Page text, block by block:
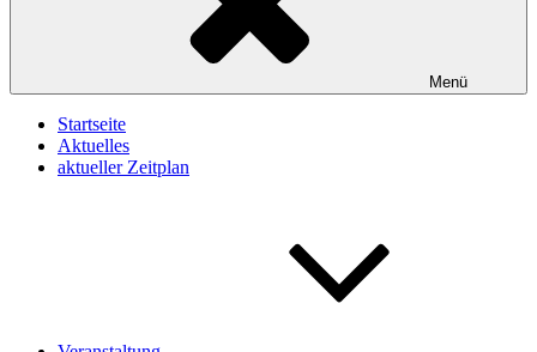
Menü
Startseite
Aktuelles
aktueller Zeitplan